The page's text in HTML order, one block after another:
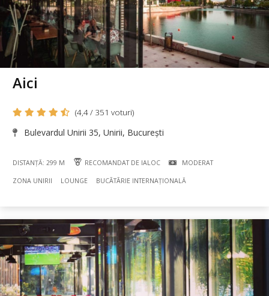
Aici
(4,4 / 351 voturi)
Bulevardul Unirii 35, Unirii, București
DISTANȚĂ: 299 M RECOMANDAT DE IALOC MODERAT
ZONA UNIRII LOUNGE BUCÃTÃRIE INTERNAȚIONALĂ